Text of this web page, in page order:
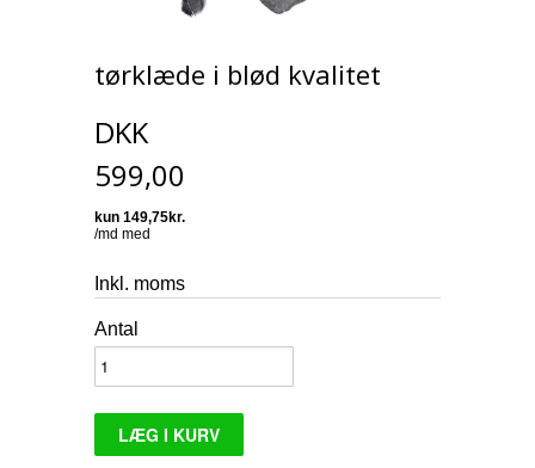
tørklæde i blød kvalitet
DKK
599,00
Inkl. moms
Antal